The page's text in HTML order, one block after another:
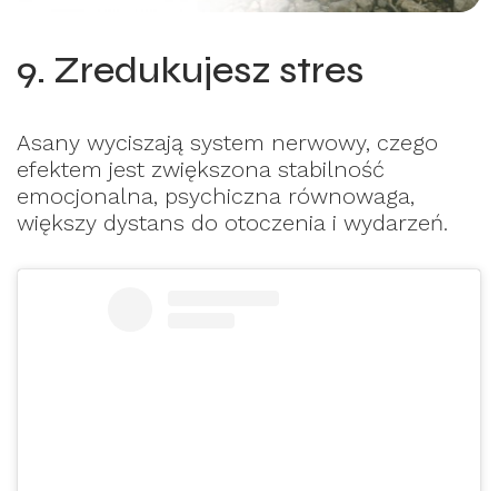
9. Zredukujesz stres
Asany wyciszają system nerwowy, czego
efektem jest zwiększona stabilność
emocjonalna, psychiczna równowaga,
większy dystans do otoczenia i wydarzeń.